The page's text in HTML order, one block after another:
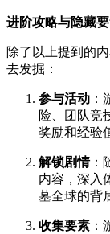
进阶攻略与隐藏
除了以上提到的
去发掘：
参与活动
险、团队竞
奖励和经验
解锁剧情：
内容，深入
墓全球的背
收集要素